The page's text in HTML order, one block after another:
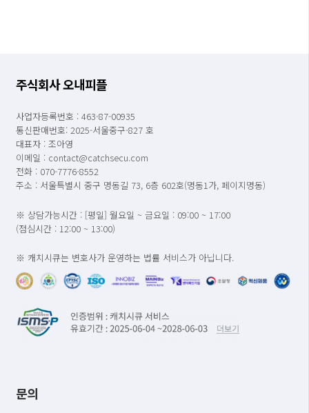
주식회사 오내피플
사업자등록번호 : 463-87-00935
통신판매번호: 2025-서울중구-827 호
대표자 : 조아영
이메일 : contact@catchsecu.com
전화 : 070-7776-8552
주소 : 서울특별시 중구 명동길 73, 6층 602호(명동1가, 페이지명동)
※ 상담가능시간 : [평일] 월요일 ~ 금요일 : 09:00 ~ 17:00
(점심시간 : 12:00 ~ 13:00)
※ 캐치시큐는 변호사가 운영하는 법률 서비스가 아닙니다.
문의